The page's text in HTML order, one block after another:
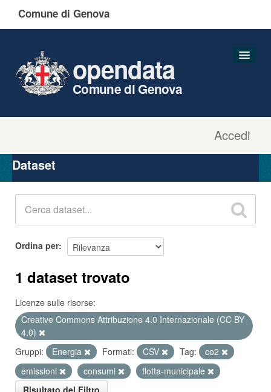
Comune di Genova
Accedi
opendata
Comune di Genova
Organizzazioni
Gruppi
Dataset
Ordina per
1 dataset trovato
Licenze sulle risorse:
Creative Commons Attribuzione 4.0 Internazionale (CC BY
4.0)
Gruppi:
Energia Formati: CSV Tag:
co2
emissioni
consumi
flotta-municipale
Risultato del Filtro